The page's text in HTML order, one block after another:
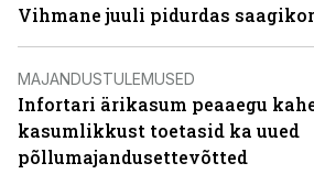
Vihmane juuli pidurdas
MAJANDUSTULEMUSED
Infortari ärikasum peaaegu
kasumlikkust toetasid ka uued
põllumajandusettevõtted